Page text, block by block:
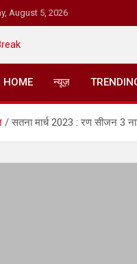
August 5, 2026
Break
HOME न्यूज़
सतना मार्च 2023 : रण सीजन 3